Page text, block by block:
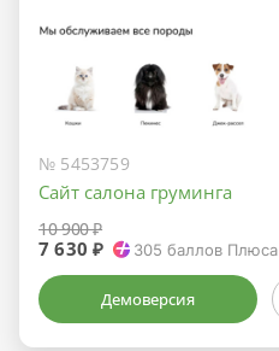
№ 5453759
Сайт салона груминга
10 900 ₽
7 630 ₽ 305 баллов Плюса
Демоверсия